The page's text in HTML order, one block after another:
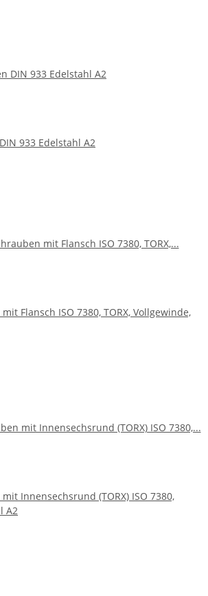
933 Edelstahl A2
Flansch ISO 7380, TORX, Vollgewinde,
Innensechsrund (TORX) ISO 7380,
A2